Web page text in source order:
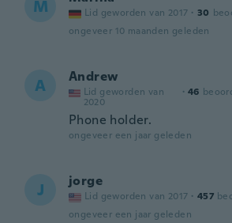
M Lid geworden van 2017 · 30
ongeveer 10 maanden geleden
A Andrew
Lid geworden van
2020
· 46
Phone holder.
ongeveer een jaar geleden
J jorge
Lid geworden van 2017 · 457
ongeveer een jaar geleden